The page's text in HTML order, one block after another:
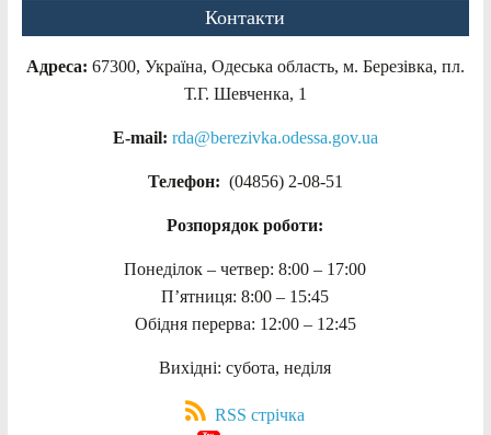
Контакти
Адреса: 67300, Україна, Одеська область, м. Березівка, пл.
Т.Г. Шевченка, 1
E-mail: rda@berezivka.odessa.gov.ua
Телефон: (04856) 2-08-51
Розпорядок роботи:
Понеділок – четвер: 8:00 – 17:00
П’ятниця: 8:00 – 15:45
Обідня перерва: 12:00 – 12:45
Вихідні: субота, неділя
RSS стрічка